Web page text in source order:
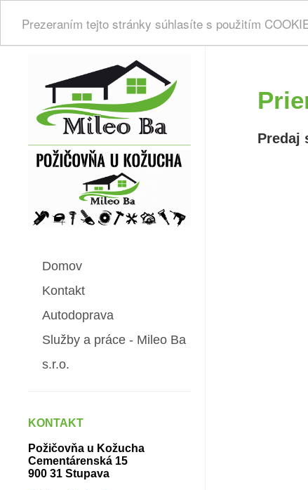
Prezeraním tejto stránky súhlasíte s použitím
Domov
Kontakt
Autodoprava
Služby a práce - Mileo Ba
s.r.o.
KONTAKT
Požičovňa u Kožucha
Cementárenská 15
900 31 Stupava
Predaj